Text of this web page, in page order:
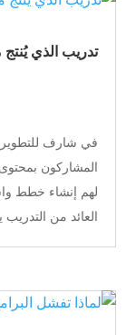
تدريب الذي
في شارف
المشاركون
لهم إنشاء خطط
العائد من